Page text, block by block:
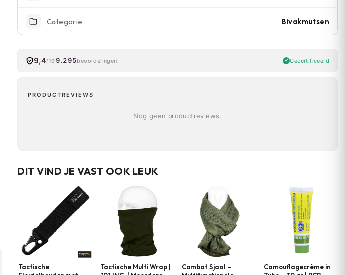
Categorie Bivakmutsen
9,4/10 9.295beoordelingen Gecertificeerd
PRODUCTREVIEWS
Nog geen productreviews.
DIT VIND JE VAST OOK LEUK
Tactische
Tactische Multi Wrap |
Combat Sjaal –
Camouflagecrème in